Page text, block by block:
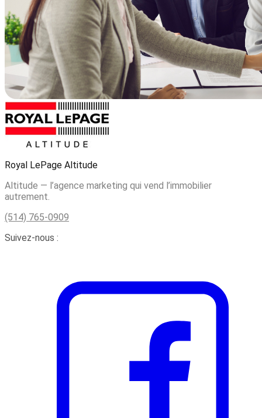
Royal LePage Altitude
Altitude — l’agence marketing qui vend l’immobilier
autrement.
(514) 765-0909
Suivez-nous :